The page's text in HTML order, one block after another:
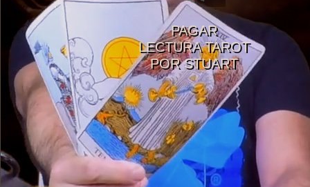
PAGAR
LECTURA TAROT
POR STUART